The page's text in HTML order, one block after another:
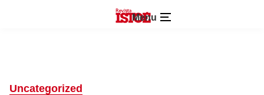
Menu
Uncategorized